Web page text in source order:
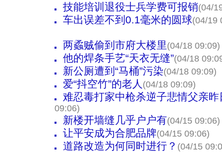
技能培训退役士兵学费可报销(04/
车出误差不到0.1毫米的圆球(04/19
两蟊贼偷到市府大楼里(04/18 09:09)
他的焊条手艺“天衣无缝”(04/18
新公厕遭到“马桶”污染(04/18 09:09)
爱“抖空竹”的老人 (04/18 09:09)
难忍毒打家中枪杀逆子悲情父亲
09:06)
新楼开墙缝几乎户户有(04/15 09:06)
让平安成为合肥品牌(04/15 09:06)
道路改造为何同时进行？ (04/15